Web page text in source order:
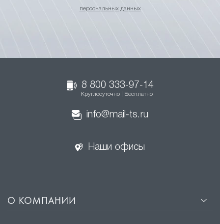
персональных данных
8 800 333-97-14
Круглосуточно | Бесплатно
info@mail-ts.ru
Наши офисы
О КОМПАНИИ